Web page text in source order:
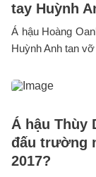
tay Huỳnh
Á hậu Hoàng
Huỳnh Anh tan
Á hậu Thùy
đấu trường
2017?